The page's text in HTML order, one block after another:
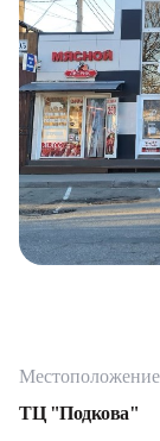
Местоположение
ТЦ "Подкова"